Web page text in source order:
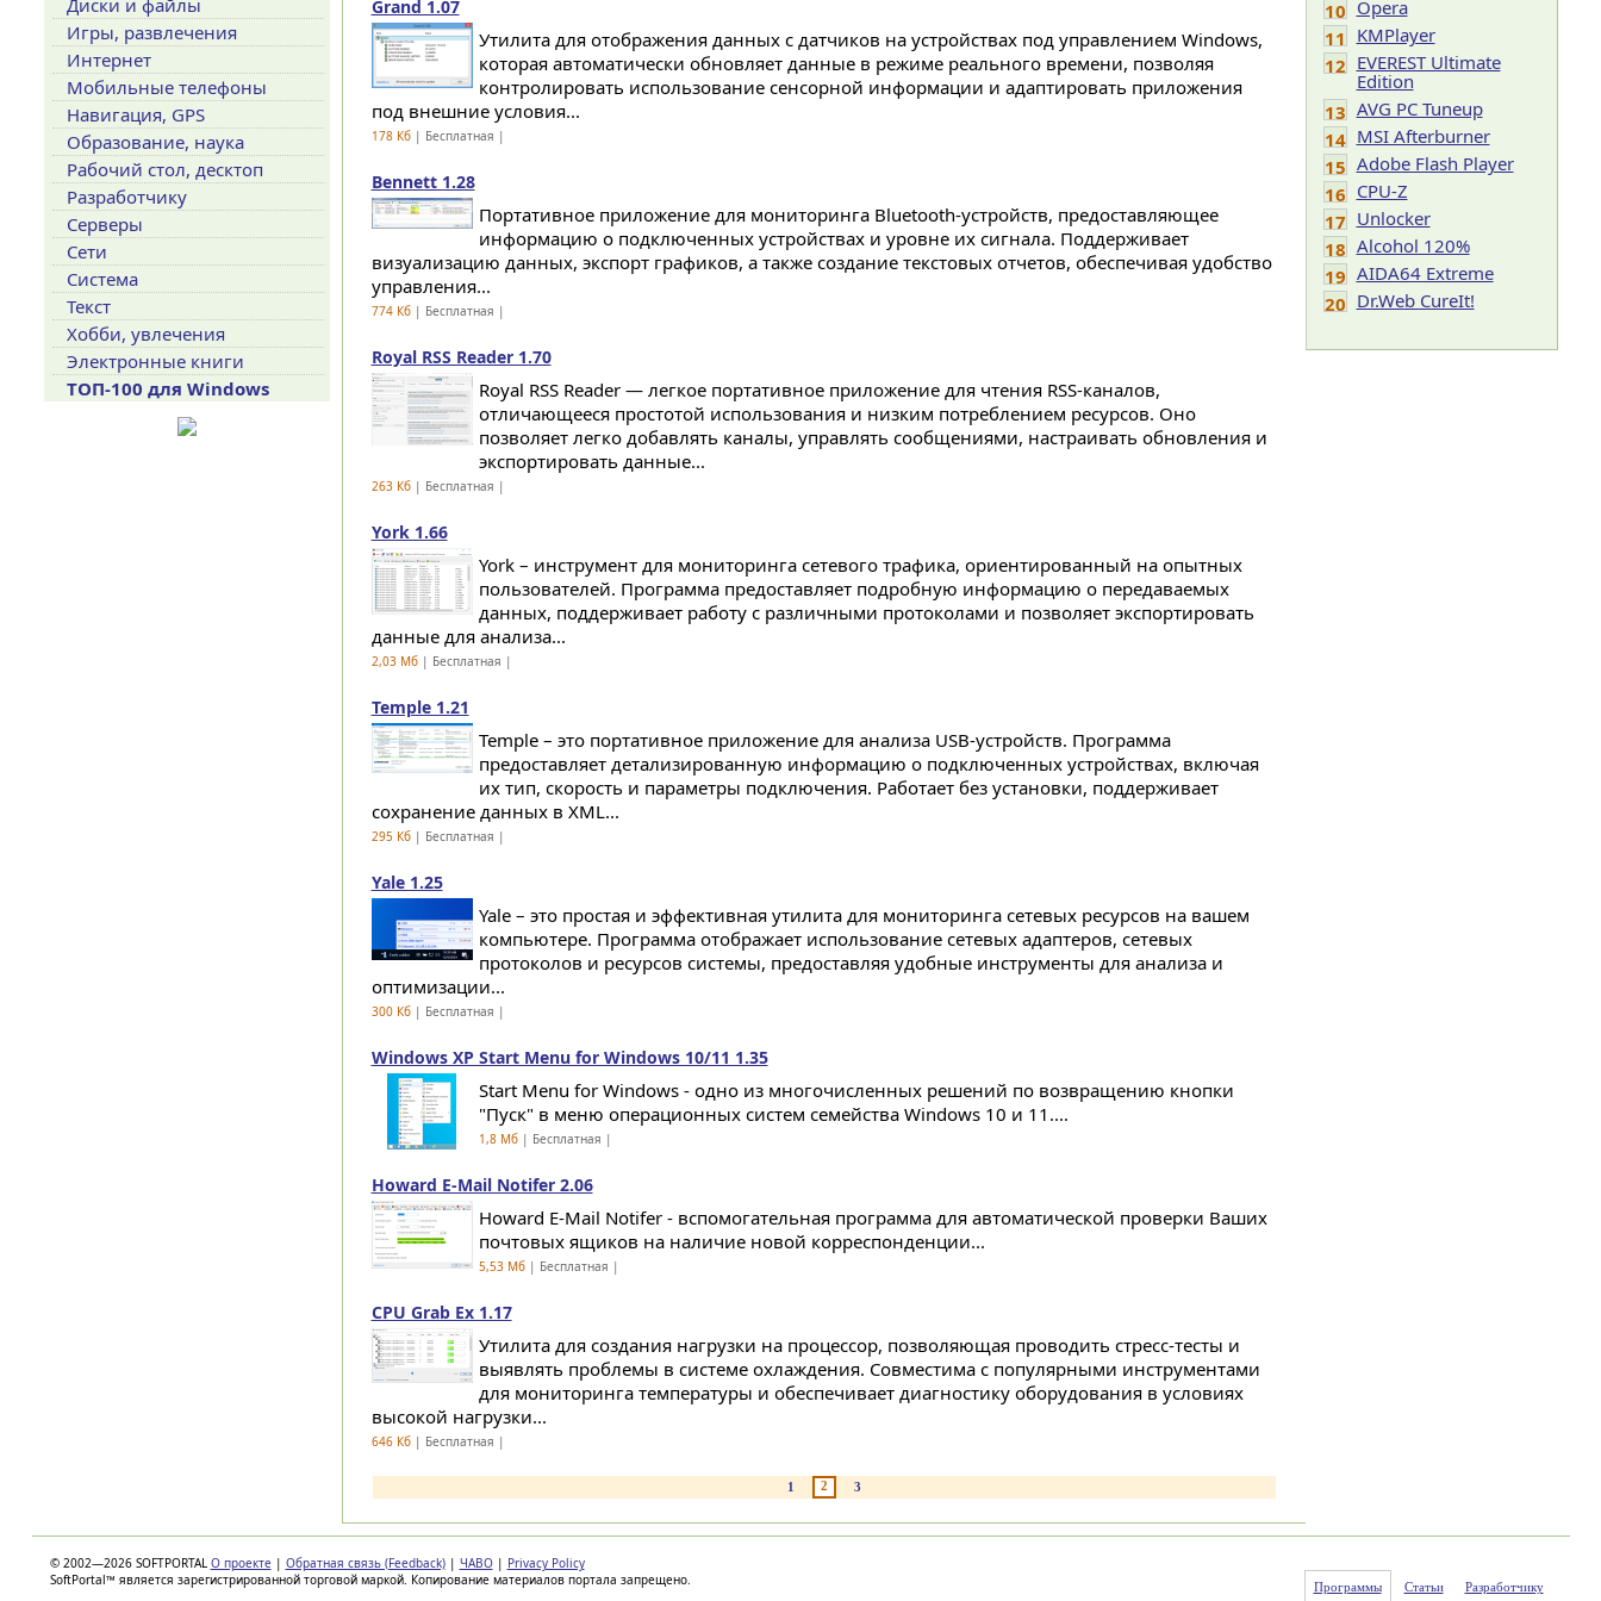
Grand 1.07
Утилита для отображения данных с датчиков на устройствах под управлением Windows,
которая автоматически обновляет данные в режиме реального времени, позволяя
контролировать использование сенсорной информации и адаптировать приложения
под внешние условия...
178 Кб| Бесплатная |
Bennett 1.28
Портативное приложение для мониторинга Bluetooth-устройств, предоставляющее
информацию о подключенных устройствах и уровне их сигнала. Поддерживает
визуализацию данных, экспорт графиков, а также создание текстовых отчетов, обеспечивая удобство
управления...
774 Кб| Бесплатная |
Royal RSS Reader 1.70
Royal RSS Reader — легкое портативное приложение для чтения RSS-каналов,
отличающееся простотой использования и низким потреблением ресурсов. Оно
позволяет легко добавлять каналы, управлять сообщениями, настраивать обновления и
экспортировать данные...
263 Кб| Бесплатная |
York 1.66
York – инструмент для мониторинга сетевого трафика, ориентированный на опытных
пользователей. Программа предоставляет подробную информацию о передаваемых
данных, поддерживает работу с различными протоколами и позволяет экспортировать
данные для анализа...
2,03 Мб| Бесплатная |
Temple 1.21
Temple – это портативное приложение для анализа USB-устройств. Программа
предоставляет детализированную информацию о подключенных устройствах, включая
их тип, скорость и параметры подключения. Работает без установки, поддерживает
сохранение данных в XML...
295 Кб| Бесплатная |
Yale 1.25
Yale – это простая и эффективная утилита для мониторинга сетевых ресурсов на вашем
компьютере. Программа отображает использование сетевых адаптеров, сетевых
протоколов и ресурсов системы, предоставляя удобные инструменты для анализа и
оптимизации...
300 Кб| Бесплатная |
Windows XP Start Menu for Windows 10/11 1.35
Start Menu for Windows - одно из многочисленных решений по возвращению кнопки
"Пуск" в меню операционных систем семейства Windows 10 и 11....
1,8 Мб| Бесплатная |
Howard E-Mail Notifer 2.06
Howard E-Mail Notifer - вспомогательная программа для автоматической проверки Ваших
почтовых ящиков на наличие новой корреспонденции...
5,53 Мб| Бесплатная |
CPU Grab Ex 1.17
Утилита для создания нагрузки на процессор, позволяющая проводить стресс-тесты и
выявлять проблемы в системе охлаждения. Совместима с популярными инструментами
для мониторинга температуры и обеспечивает диагностику оборудования в условиях
высокой нагрузки...
646 Кб| Бесплатная |
1 2 3
10 Opera
11 KMPlayer
12 EVEREST Ultimate
Edition
13 AVG PC Tuneup
14 MSI Afterburner
15 Adobe Flash Player
16 CPU-Z
17 Unlocker
18 Alcohol 120%
19 AIDA64 Extreme
20 Dr.Web CureIt!
Диски и файлы
Игры, развлечения
Интернет
Мобильные телефоны
Навигация, GPS
Образование, наука
Рабочий стол, десктоп
Разработчику
Серверы
Сети
Система
Текст
Хобби, увлечения
Электронные книги
ТОП-100 для Windows
© 2002—2026 SOFTPORTAL О проекте | Обратная связь (Feedback) | ЧАВО | Privacy Policy
SoftPortal™ является зарегистрированной торговой маркой. Копирование материалов портала запрещено.
Программы Статьи Разработчику